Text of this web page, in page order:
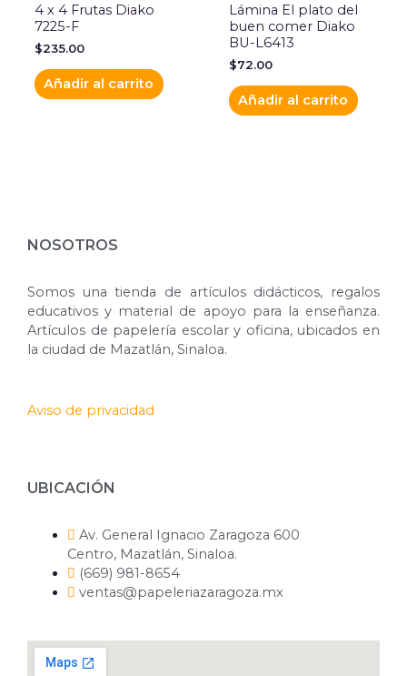
4 x 4 Frutas Diako
7225-F
$235.00
Añadir al carrito
Lámina El plato del
buen comer Diako
BU-L6413
$72.00
Añadir al carrito
NOSOTROS
Somos una tienda de artículos didácticos, regalos
educativos y material de apoyo para la enseñanza.
Artículos de papelería escolar y oficina, ubicados en
la ciudad de Mazatlán, Sinaloa.
Aviso de privacidad
UBICACIÓN
Av. General Ignacio Zaragoza 600
Centro, Mazatlán, Sinaloa.
(669) 981-8654
ventas@papeleriazaragoza.mx